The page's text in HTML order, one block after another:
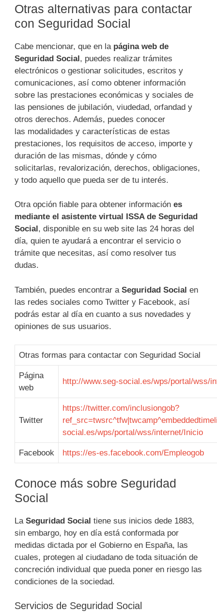
Otras alternativas para contactar
con Seguridad Social
Cabe mencionar, que en la página web de
Seguridad Social, puedes realizar trámites
electrónicos o gestionar solicitudes, escritos y
comunicaciones, así como obtener información
sobre las prestaciones económicas y sociales de
las pensiones de jubilación, viudedad, orfandad y
otros derechos. Además, puedes conocer
las modalidades y características de estas
prestaciones, los requisitos de acceso, importe y
duración de las mismas, dónde y cómo
solicitarlas, revalorización, derechos, obligaciones,
y todo aquello que pueda ser de tu interés.
Otra opción fiable para obtener información es
mediante el asistente virtual ISSA de Seguridad
Social , disponible en su web site las 24 horas del
día, quien te ayudará a encontrar el servicio o
trámite que necesitas, así como resolver tus
dudas.
También, puedes encontrar a Seguridad Social en
las redes sociales como Twitter y Facebook, así
podrás estar al día en cuanto a sus novedades y
opiniones de sus usuarios.
Otras formas para contactar con Seguridad Social
Página
web
http://www.seg-social.es/wps/portal/wss/
Twitter
https://twitter.com/inclusiongob?
social.es/wps/portal/wss/internet/Inicio
Facebook https://es-es.facebook.com/Empleogob
Conoce más sobre Seguridad
Social
La Seguridad Social tiene sus inicios dede 1883,
sin embargo, hoy en día está conformada por
medidas dictada por el Gobierno en España, las
cuales, protegen al ciudadano de toda situación de
concreción individual que pueda poner en riesgo las
condiciones de la sociedad.
Servicios de Seguridad Social